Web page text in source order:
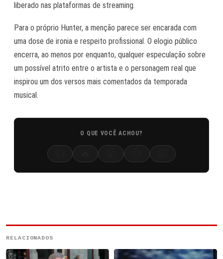
liberado nas plataformas de streaming.
Para o próprio Hunter, a menção parece ser encarada com
uma dose de ironia e respeito profissional. O elogio público
encerra, ao menos por enquanto, qualquer especulação sobre
um possível atrito entre o artista e o personagem real que
inspirou um dos versos mais comentados da temporada
musical.
O QUE VOCÊ ACHOU?
RELACIONADOS